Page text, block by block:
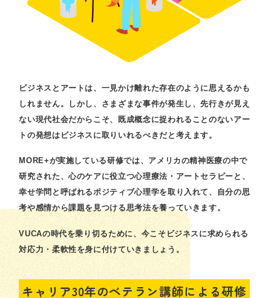
ビジネスとアートは、一見かけ離れた存在のように思えるかも
しれません。しかし、さまざまな事件が発生し、先行きが見え
ない現代社会だからこそ、既成概念に捉われることのないアー
トの発想はビジネスに取りいれるべきだと考えます。
MORE+が実施している研修では、アメリカの精神医療の中で
研究された、心のケアに役立つ心理療法・アートセラピーと、
幸せ学問と呼ばれるポジティブ心理学を取り入れて、自分の思
考や感情から課題を見つける思考法を養っていきます。
VUCAの時代を乗り切るために、今こそビジネスに求められる
対応力・柔軟性を身に付けていきましょう。
キャリア30年のベテラン講師による研修